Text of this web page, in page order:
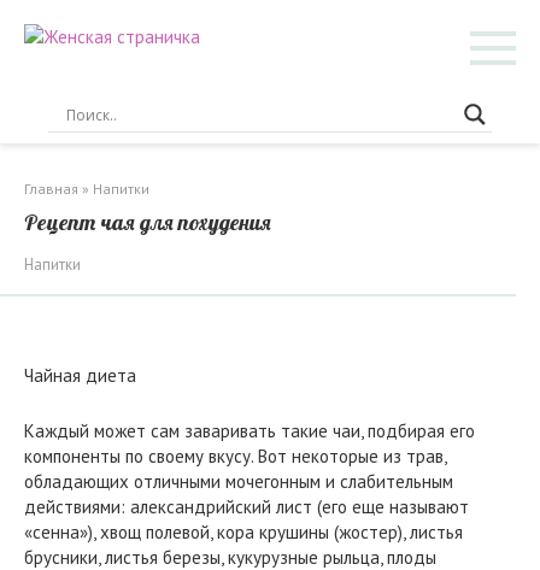
Главная » Напитки
Рецепт чая для похудения
Напитки
Чайная диета
Каждый может сам заваривать такие чаи, подбирая его
компоненты по своему вкусу. Вот некоторые из трав,
обладающих отличными мочегонным и слабительным
действиями: александрийский лист (его еще называют
«сенна»), хвощ полевой, кора крушины (жостер), листья
брусники, листья березы, кукурузные рыльца, плоды